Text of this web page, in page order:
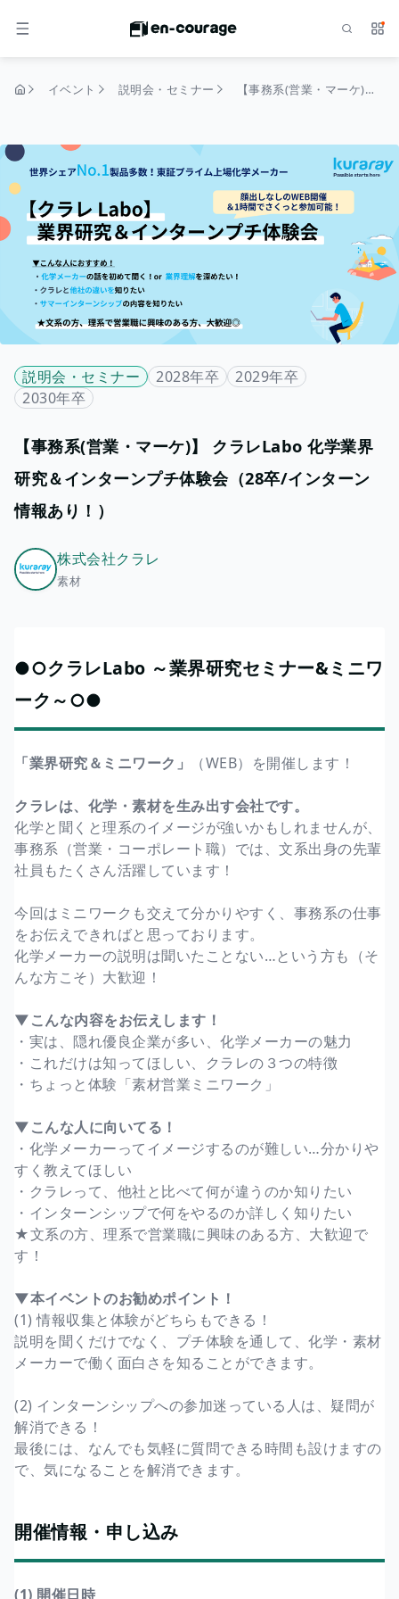
メニュー サ
イベント 説明会・セミナー 【事務系(営業・マーケ)】 クラレLabo 化学業界研究＆インターンプチ体験会（28卒/インターン情報あり！）
説明会・セミナー 2028年卒
2029年卒
2030年卒
【事務系(営業・マーケ)】 クラレLabo 化学業界
研究＆インターンプチ体験会（28卒/インターン
情報あり！）
株式会社クラレ
素材
●○クラレLabo ～業界研究セミナー&ミニワ
ーク～○●
「業界研究＆ミニワーク」 （WEB）を開催します！
クラレは、化学・素材を生み出す会社です。
化学と聞くと理系のイメージが強いかもしれませんが、
事務系（営業・コーポレート職）では、文系出身の先輩
社員もたくさん活躍しています！
今回はミニワークも交えて分かりやすく、事務系の仕事
をお伝えできればと思っております。
化学メーカーの説明は聞いたことない…という方も（そ
んな方こそ）大歓迎！
▼こんな内容をお伝えします！
・実は、隠れ優良企業が多い、化学メーカーの魅力
・これだけは知ってほしい、クラレの３つの特徴
・ちょっと体験「素材営業ミニワーク」
▼こんな人に向いてる！
・化学メーカーってイメージするのが難しい…分かりや
すく教えてほしい
・クラレって、他社と比べて何が違うのか知りたい
・インターンシップで何をやるのか詳しく知りたい
★文系の方、理系で営業職に興味のある方、大歓迎で
す！
▼本イベントのお勧めポイント！
(1) 情報収集と体験がどちらもできる！
説明を聞くだけでなく、プチ体験を通して、化学・素材
メーカーで働く面白さを知ることができます。
(2) インターンシップへの参加迷っている人は、疑問が
解消できる！
最後には、なんでも気軽に質問できる時間も設けますの
で、気になることを解消できます。
開催情報・申し込み
(1) 開催日時